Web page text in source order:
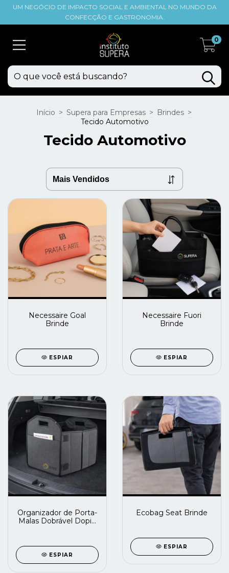
UM NEGÓCIO DE IMPACTO SOCIAL E AMBIENTAL NO MUNDO DA
CONFECÇÃO E GASTRONOMIA.
0
Início > Supera para Empresas > Brindes >
Tecido Automotivo
Tecido Automotivo
Necessaire Goal
Brinde
ESPIAR
Necessaire Fuori
Brinde
ESPIAR
Organizador de Porta-
Malas Dobrável Dopio
ESPIAR
Ecobag Seat Brinde
ESPIAR